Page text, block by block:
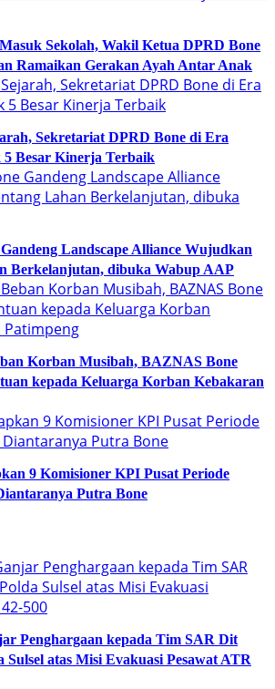
Sekolah, Wakil Ketua DPRD Bone
Ramaikan Gerakan Ayah Antar Anak
Sekretariat DPRD Bone di Era
5 Besar Kinerja Terbaik
Landscape Alliance Wujudkan
Berkelanjutan, dibuka Wabup AAP
Korban Musibah, BAZNAS Bone
kepada Keluarga Korban Kebakaran
9 Komisioner KPI Pusat Periode
Putra Bone
Penghargaan kepada Tim SAR Dit
Sulsel atas Misi Evakuasi Pesawat ATR